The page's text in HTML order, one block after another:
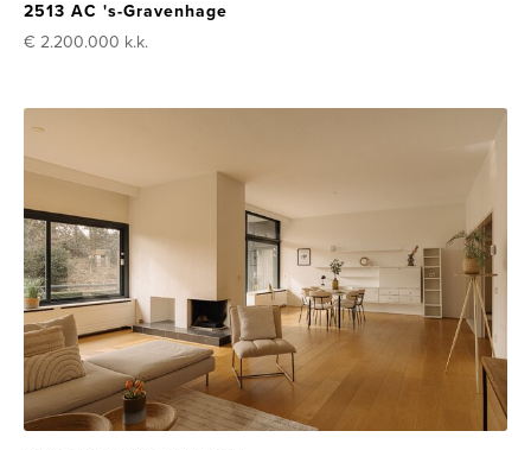
2513 AC 's-Gravenhage
€ 2.200.000 k.k.